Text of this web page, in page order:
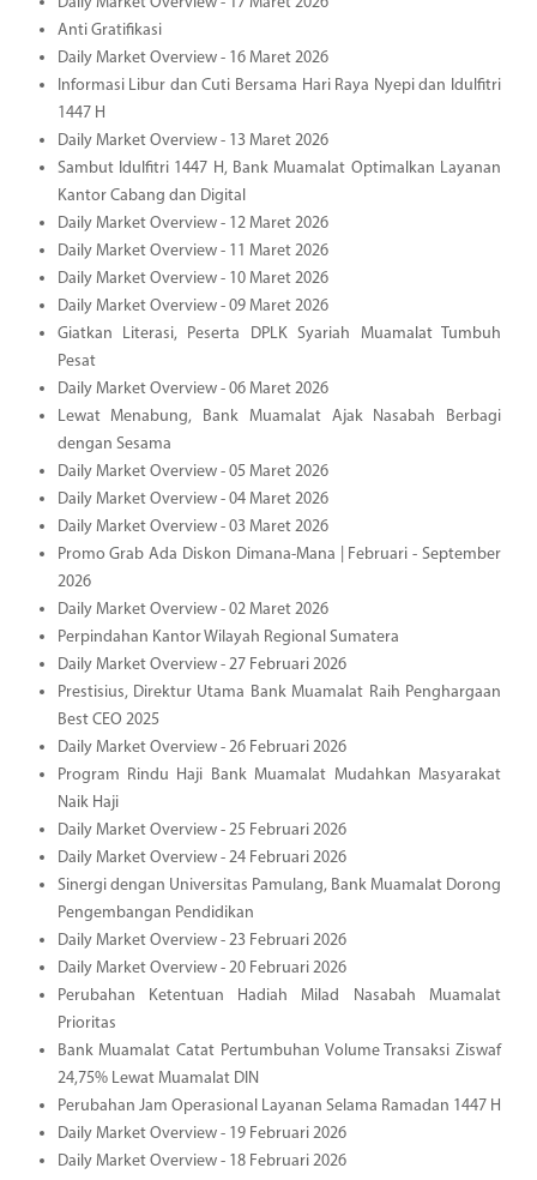
Anti Gratifikasi
Daily Market Overview - 16 Maret 2026
Informasi Libur dan Cuti Bersama Hari Raya Nyepi dan Idulfitri
1447 H
Daily Market Overview - 13 Maret 2026
Sambut Idulfitri 1447 H, Bank Muamalat Optimalkan Layanan
Kantor Cabang dan Digital
Daily Market Overview - 12 Maret 2026
Daily Market Overview - 11 Maret 2026
Daily Market Overview - 10 Maret 2026
Daily Market Overview - 09 Maret 2026
Giatkan Literasi, Peserta DPLK Syariah Muamalat Tumbuh
Pesat
Daily Market Overview - 06 Maret 2026
Lewat Menabung, Bank Muamalat Ajak Nasabah Berbagi
dengan Sesama
Daily Market Overview - 05 Maret 2026
Daily Market Overview - 04 Maret 2026
Daily Market Overview - 03 Maret 2026
Promo Grab Ada Diskon Dimana-Mana | Februari - September
2026
Daily Market Overview - 02 Maret 2026
Perpindahan Kantor Wilayah Regional Sumatera
Daily Market Overview - 27 Februari 2026
Prestisius, Direktur Utama Bank Muamalat Raih Penghargaan
Best CEO 2025
Daily Market Overview - 26 Februari 2026
Program Rindu Haji Bank Muamalat Mudahkan Masyarakat
Naik Haji
Daily Market Overview - 25 Februari 2026
Daily Market Overview - 24 Februari 2026
Sinergi dengan Universitas Pamulang, Bank Muamalat Dorong
Pengembangan Pendidikan
Daily Market Overview - 23 Februari 2026
Daily Market Overview - 20 Februari 2026
Perubahan Ketentuan Hadiah Milad Nasabah Muamalat
Prioritas
Bank Muamalat Catat Pertumbuhan Volume Transaksi Ziswaf
24,75% Lewat Muamalat DIN
Perubahan Jam Operasional Layanan Selama Ramadan 1447 H
Daily Market Overview - 19 Februari 2026
Daily Market Overview - 18 Februari 2026